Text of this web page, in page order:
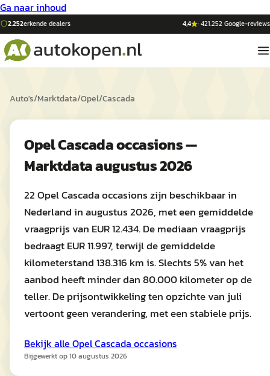
Ga naar inhoud
2.252erkende dealers 4,4 ·421.252Google-reviews
Auto's/Marktdata/Opel/Cascada
Opel Cascada occasions —
Marktdata augustus 2026
22 Opel Cascada occasions zijn beschikbaar in
Nederland in augustus 2026, met een gemiddelde
vraagprijs van EUR 12.434. De mediaan vraagprijs
bedraagt EUR 11.997, terwijl de gemiddelde
kilometerstand 138.316 km is. Slechts 5% van het
aanbod heeft minder dan 80.000 kilometer op de
teller. De prijsontwikkeling ten opzichte van juli
vertoont geen verandering, met een stabiele prijs.
Bekijk alle OpelCascada occasions
Bijgewerkt op10 augustus 2026